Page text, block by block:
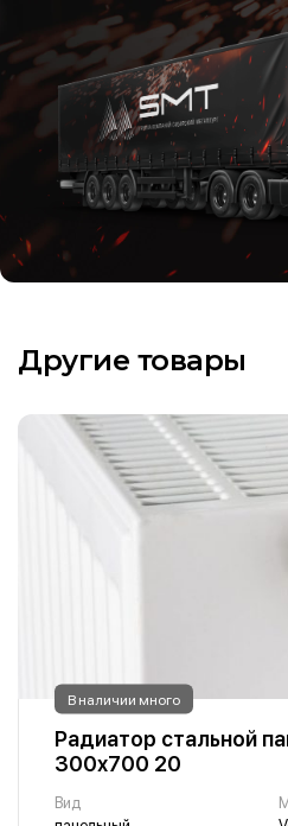
Другие товары
В наличии много
Радиатор стальной
300х700 20
Вид